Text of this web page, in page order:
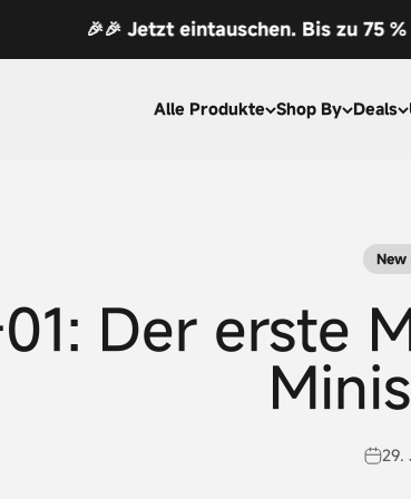
Jetzt eintauschen. Bis zu 75 % sparen!
Alle Produkte Shop By Deals
New
Der erste
29.